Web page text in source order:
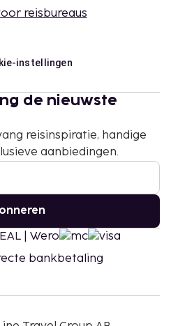
reisbureaus
instellingen
de nieuwste
reisinspiratie, handige
aanbiedingen.